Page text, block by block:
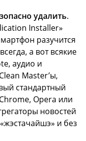
удалить.
Installer»
разучится
а вот всякие
аудио и
Master’ы,
стандартный
Opera или
новостей
и без